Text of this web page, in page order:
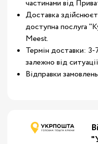
частинами від
Доставка
доступна послуга
Meest.
Термін доставки: 3-
залежно від
Відправки